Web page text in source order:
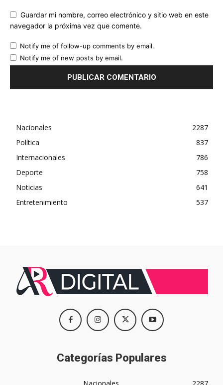
Guardar mi nombre, correo electrónico y sitio web en este
navegador la próxima vez que comente.
Notify me of follow-up comments by email.
Notify me of new posts by email.
Nacionales
2287
Política
837
Internacionales
786
Deporte
758
Noticias
641
Entretenimiento
537
Categorías Populares